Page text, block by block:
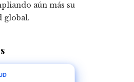
aún más su
global.